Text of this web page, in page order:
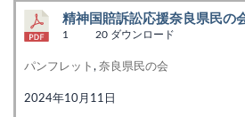
精神国賠訴訟応援奈良県民の
1 20 ダウンロード
パンフレット,奈良県民の会
2024年10月11日